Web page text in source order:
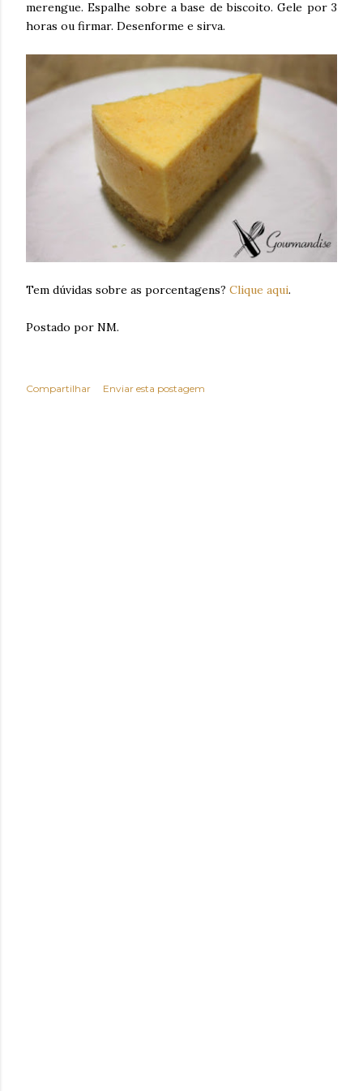
merengue. Espalhe sobre a base de biscoito. Gele por 3
horas ou firmar. Desenforme e sirva.
Tem dúvidas sobre as porcentagens? Clique aqui.
Postado por NM.
Compartilhar Enviar esta postagem